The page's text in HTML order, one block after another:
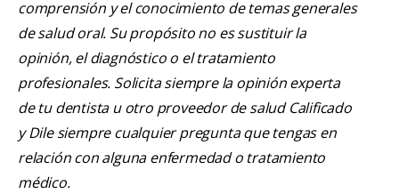
comprensión y el conocimiento de temas generales
de salud oral. Su propósito no es sustituir la
opinión, el diagnóstico o el tratamiento
profesionales. Solicita siempre la opinión experta
de tu dentista u otro proveedor de salud Calificado
y Dile siempre cualquier pregunta que tengas en
relación con alguna enfermedad o tratamiento
médico.